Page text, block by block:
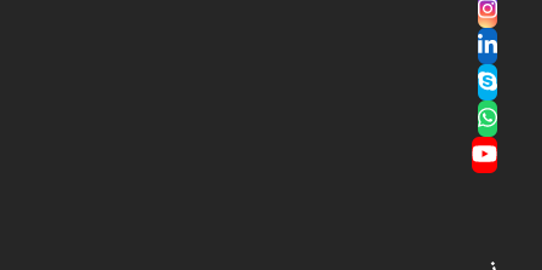
Instagram
LinkedIn
Skype
Whatsapp
YouTube